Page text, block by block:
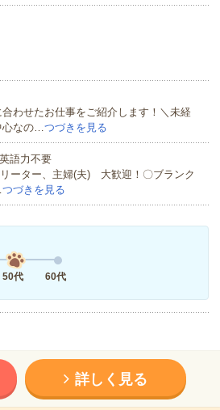
わせたお仕事をご紹介します！＼未経
心なの…つづきを見る
語力不要
ーター、主婦(夫) 大歓迎！〇ブランク
つづきを見る
50代 60代
詳しく見る